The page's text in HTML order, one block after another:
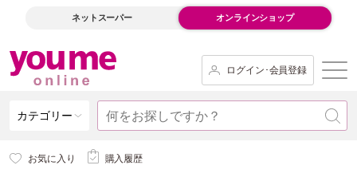
ネットスーパー オンラインショップ
ログイン･会員登録
カテゴリー
お気に入り 購入履歴